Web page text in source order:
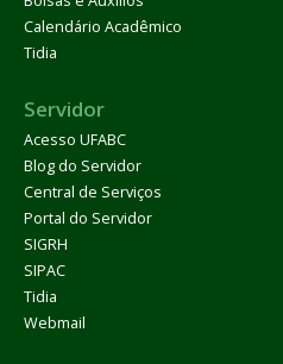
Calendário Acadêmico
Tidia
Servidor
Acesso UFABC
Blog do Servidor
Central de Serviços
Portal do Servidor
SIGRH
SIPAC
Tidia
Webmail